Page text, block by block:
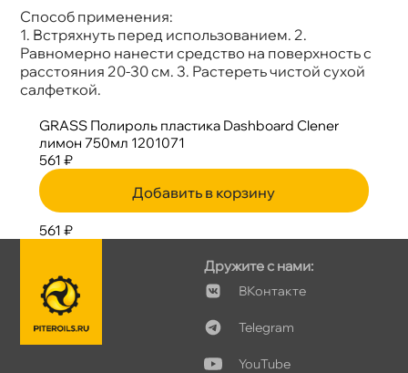
Способ применения:
1. Встряхнуть перед использованием. 2.
Равномерно нанести средство на поверхность с
расстояния 20-30 см. 3. Растереть чистой сухой
салфеткой.
GRASS Полироль пластика Dashboard Clener
лимон 750мл 1201071
561 ₽
Добавить в корзину
561 ₽
Дружите с нами:
Контакте
Telegram
YouTube